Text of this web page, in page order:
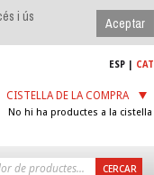
i ús
ESP CAT
CISTELLA DE LA COMPRA
No hi ha productes a la cistella